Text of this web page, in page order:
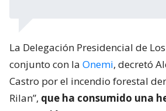
La Delegación Presidencial de
conjunto con la Onemi, decretó
Castro por el incendio forestal
Rilan”, que ha consumido una